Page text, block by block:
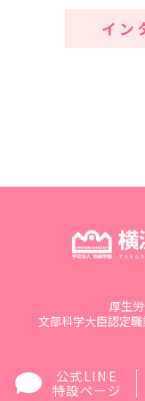
イン
厚生
文部科学大臣認定
公式LINE
特設ページ